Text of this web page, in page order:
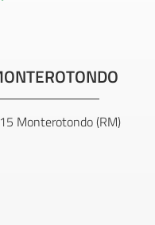
Monterotondo (RM)